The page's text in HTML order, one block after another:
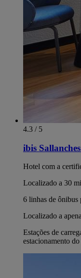
4.3 / 5
ibis
Hotel com a
Localizado a 30
6 linhas de ônibus
Localizado a
Estações de
estacionamento